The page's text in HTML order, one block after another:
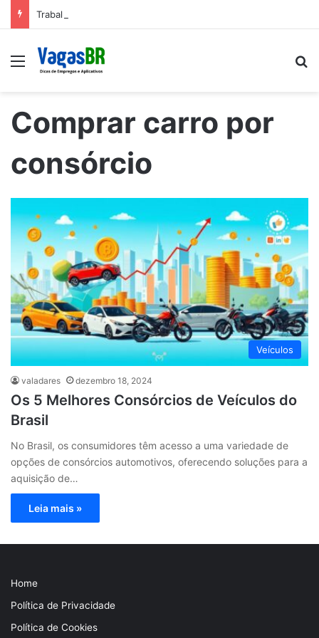
Trabalhe conosco: Vagas abertas na Petrobras
Menu
Comprar carro por
consórcio
Veículos
valadares dezembro 18, 2024
Os 5 Melhores Consórcios de Veículos do
Brasil
No Brasil, os consumidores têm acesso a uma variedade de
opções de consórcios automotivos, oferecendo soluções para a
aquisição de…
Leia mais »
Home
Política de Privacidade
Política de Cookies